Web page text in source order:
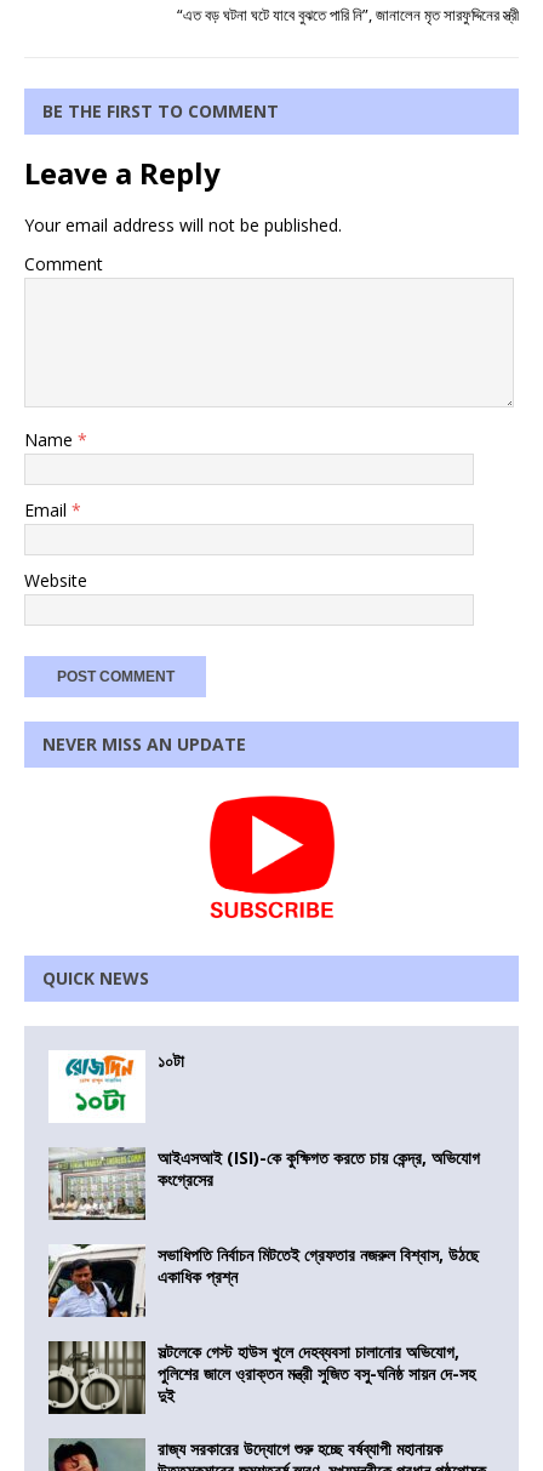
“এত বড় ঘটনা ঘটে যাবে বুঝতে পারি নি”, জানালেন মৃত সারফুদ্দিনের স্ত্রী
BE THE FIRST TO COMMENT
Leave a Reply
Your email address will not be published.
Comment
Name *
Email *
Website
NEVER MISS AN UPDATE
QUICK NEWS
১০টা
আইএসআই (ISI)-কে কুক্ষিগত করতে চায় কেন্দ্র, অভিযোগ
কংগ্রেসের
সভাধিপতি নির্বাচন মিটতেই গ্রেফতার নজরুল বিশ্বাস, উঠছে
একাধিক প্রশ্ন
সল্টলেকে গেস্ট হাউস খুলে দেহব্যবসা চালানোর অভিযোগ,
পুলিশের জালে ও্রাক্তন মন্ত্রী সুজিত বসু-ঘনিষ্ঠ সায়ন দে-সহ
দুই
রাজ্য সরকারের উদ্যোগে শুরু হচ্ছে বর্ষব্যাপী মহানায়ক